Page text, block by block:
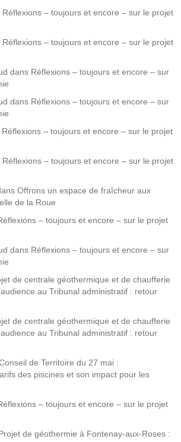
Réflexions – toujours et encore – sur le projet
Réflexions – toujours et encore – sur le projet
dans Réflexions – toujours et encore – sur
dans Réflexions – toujours et encore – sur
Réflexions – toujours et encore – sur le projet
Réflexions – toujours et encore – sur le projet
Offrons un espace de fraîcheur aux
de la Roue
– toujours et encore – sur le projet
dans Réflexions – toujours et encore – sur
de centrale géothermique et de chaufferie
au Tribunal administratif : retour
de centrale géothermique et de chaufferie
au Tribunal administratif : retour
de Territoire du 27 mai :
des piscines et son impact pour les
– toujours et encore – sur le projet
de géothermie à Fontenay-aux-Roses :